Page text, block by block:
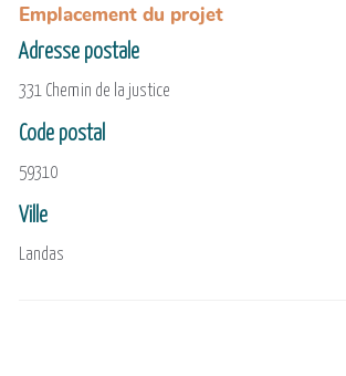
Emplacement du projet
Adresse postale
331 Chemin de la justice
Code postal
59310
Ville
Landas